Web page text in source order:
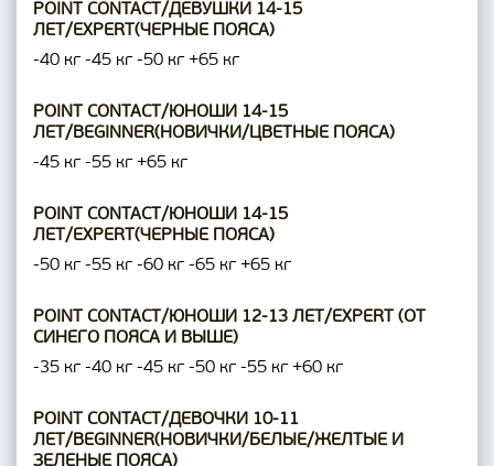
POINT CONTACT/ДЕВУШКИ 14-15
ЛЕТ/EXPERT(ЧЕРНЫЕ ПОЯСА)
-40 кг -45 кг -50 кг +65 кг
POINT CONTACT/ЮНОШИ 14-15
ЛЕТ/BEGINNER(НОВИЧКИ/ЦВЕТНЫЕ ПОЯСА)
-45 кг -55 кг +65 кг
POINT CONTACT/ЮНОШИ 14-15
ЛЕТ/EXPERT(ЧЕРНЫЕ ПОЯСА)
-50 кг -55 кг -60 кг -65 кг +65 кг
POINT CONTACT/ЮНОШИ 12-13 ЛЕТ/EXPERT (ОТ
СИНЕГО ПОЯСА И ВЫШЕ)
-35 кг -40 кг -45 кг -50 кг -55 кг +60 кг
POINT CONTACT/ДЕВОЧКИ 10-11
ЛЕТ/BEGINNER(НОВИЧКИ/БЕЛЫЕ/ЖЕЛТЫЕ И
ЗЕЛЕНЫЕ ПОЯСА)